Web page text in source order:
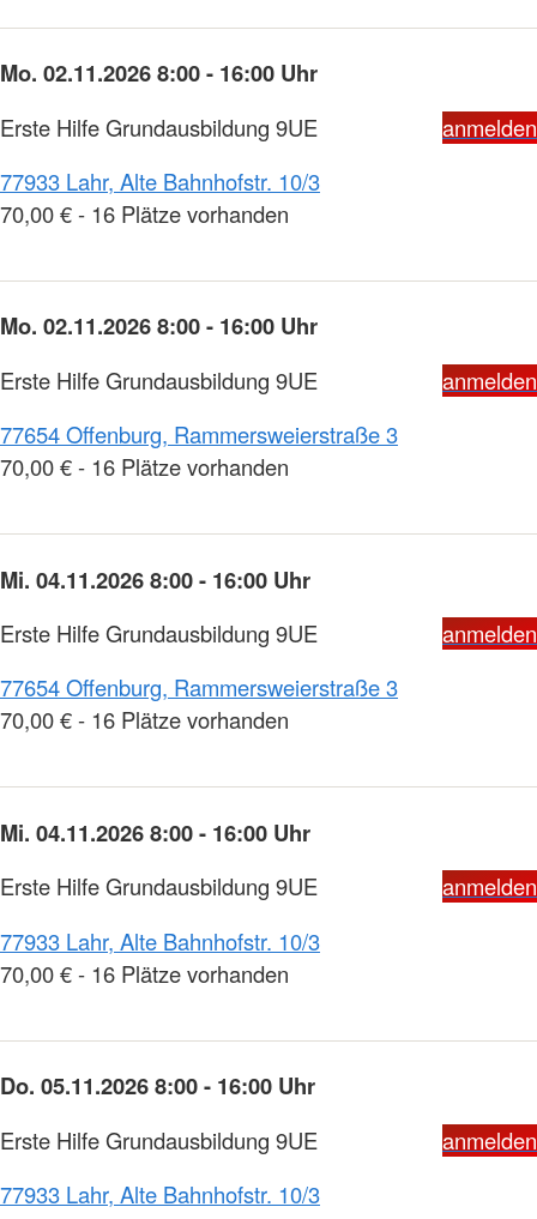
Mo. 02.11.2026 8:00 - 16:00 Uhr
Erste Hilfe Grundausbildung 9UE
anmelden
77933 Lahr, Alte Bahnhofstr. 10/3
70,00 € - 16 Plätze vorhanden
Mo. 02.11.2026 8:00 - 16:00 Uhr
Erste Hilfe Grundausbildung 9UE
anmelden
77654 Offenburg, Rammersweierstraße 3
70,00 € - 16 Plätze vorhanden
Mi. 04.11.2026 8:00 - 16:00 Uhr
Erste Hilfe Grundausbildung 9UE
anmelden
77654 Offenburg, Rammersweierstraße 3
70,00 € - 16 Plätze vorhanden
Mi. 04.11.2026 8:00 - 16:00 Uhr
Erste Hilfe Grundausbildung 9UE
anmelden
77933 Lahr, Alte Bahnhofstr. 10/3
70,00 € - 16 Plätze vorhanden
Do. 05.11.2026 8:00 - 16:00 Uhr
Erste Hilfe Grundausbildung 9UE
anmelden
77933 Lahr, Alte Bahnhofstr. 10/3